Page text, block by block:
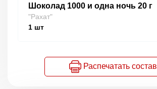
Шоколад 1000 и одна ночь 20 г
"Рахат"
1 шт
Распечатать состав